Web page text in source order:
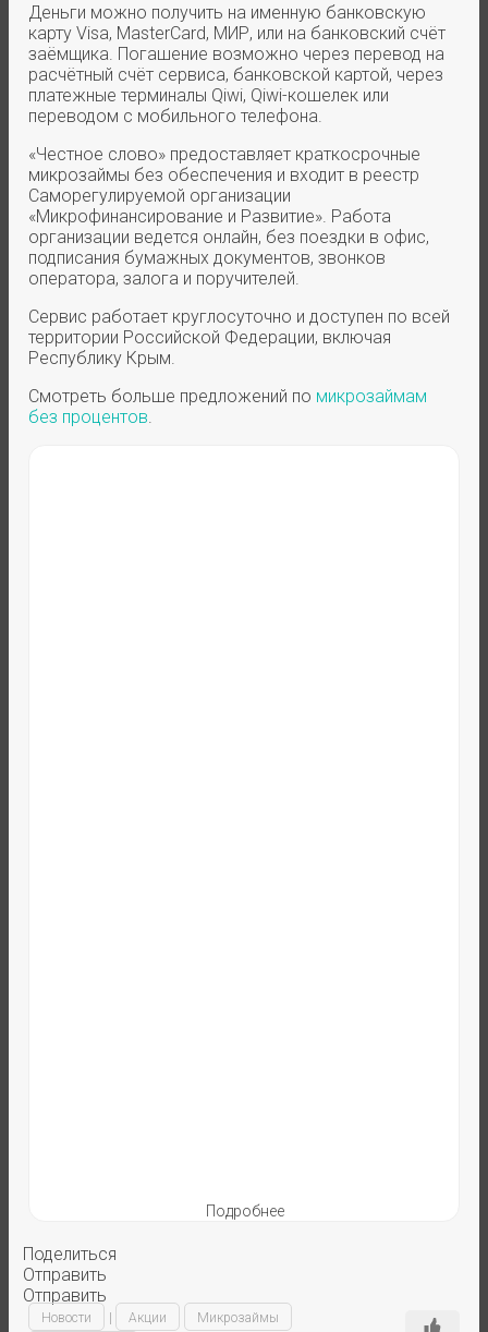
Деньги можно получить на именную банковскую
карту Visa, MasterCard, МИР, или на банковский счёт
заёмщика. Погашение возможно через перевод на
расчётный счёт сервиса, банковской картой, через
платежные терминалы Qiwi, Qiwi-кошелек или
переводом с мобильного телефона.
«Честное слово» предоставляет краткосрочные
микрозаймы без обеспечения и входит в реестр
Саморегулируемой организации
«Микрофинансирование и Развитие». Работа
организации ведется онлайн, без поездки в офис,
подписания бумажных документов, звонков
оператора, залога и поручителей.
Сервис работает круглосуточно и доступен по всей
территории Российской Федерации, включая
Республику Крым.
Смотреть больше предложений по микрозаймам
без процентов.
Подробнее
Поделиться
Отправить
Отправить
Новости | Акции
Микрозаймы